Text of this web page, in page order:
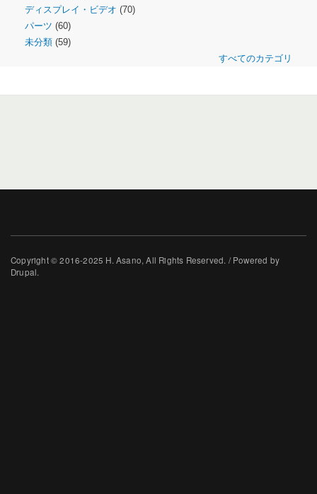
ディスプレイ・ビデオ (70)
パーツ (60)
未分類 (59)
すべてのカテゴリ
Copyright © 2016-2025 H. Asano, All Rights Reserved. / Powered by
Drupal.